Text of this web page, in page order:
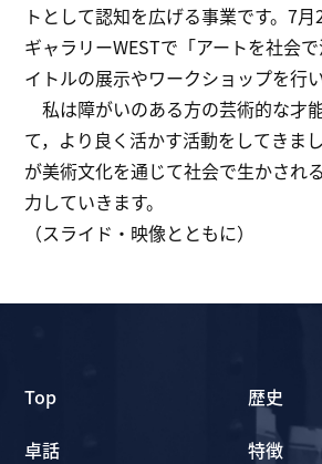
トとして認知を広げる事業です。7
ギャラリーWESTで「アートを社会
イトルの展示やワークショップを行い
私は障がいのある方の芸術的な才
て，より良く活かす活動をしてきま
が美術文化を通じて社会で生かされ
力していきます。
（スライド・映像とともに）
Top
卓話
歴史
特徴